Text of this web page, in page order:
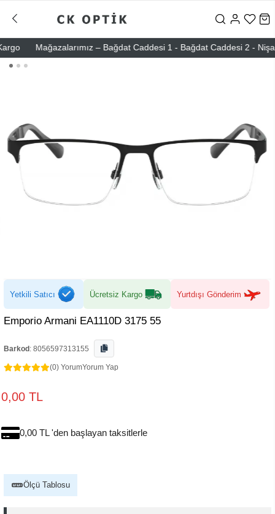
Mağazalarımız – Bağdat Caddesi 1 - Bağdat Caddesi 2 -
Yetkili Satıcı Ücretsiz Kargo Yurtdışı Gönderim
Emporio Armani EA1110D 3175 55
Barkod : 8056597313155
(0) YorumYorum Yap
0,00 TL
0,00 TL 'den başlayan taksitlerle
Ölçü Tablosu